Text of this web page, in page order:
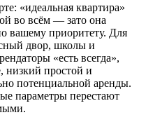
«идеальная квартира»
во всём — зато она
вашему приоритету. Для
двор, школы и
«есть всегда»,
низкий простой и
потенциальной аренды.
параметры перестают